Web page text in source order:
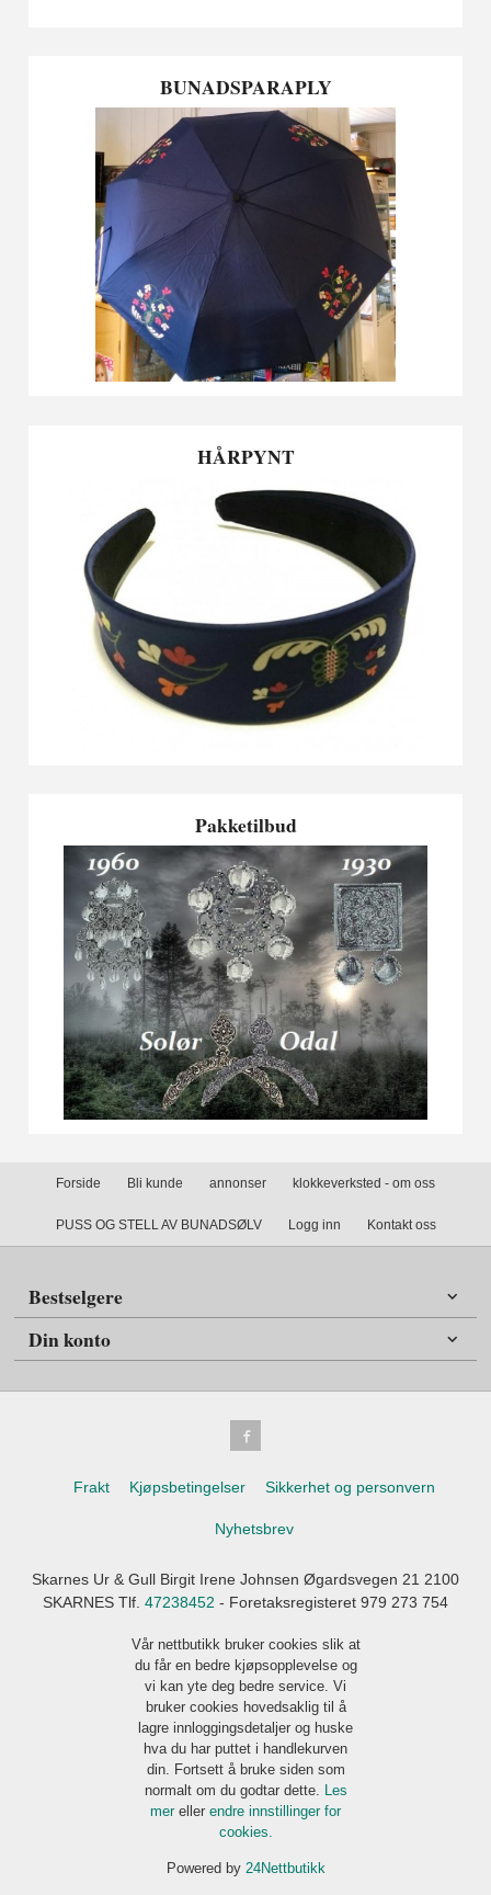
BUNADSPARAPLY
HÅRPYNT
Pakketilbud
Forside Bli kunde annonser klokkeverksted - om oss
PUSS OG STELL AV BUNADSØLV Logg inn Kontakt oss
Bestselgere
Din konto
Frakt Kjøpsbetingelser Sikkerhet og personvern
Nyhetsbrev
Skarnes Ur & Gull Birgit Irene Johnsen Øgardsvegen 21 2100
SKARNES Tlf. 47238452 - Foretaksregisteret 979 273 754
Vår nettbutikk bruker cookies slik at
du får en bedre kjøpsopplevelse og
vi kan yte deg bedre service. Vi
bruker cookies hovedsaklig til å
lagre innloggingsdetaljer og huske
hva du har puttet i handlekurven
din. Fortsett å bruke siden som
normalt om du godtar dette.
Les
mer eller endre innstillinger for
cookies.
Powered by 24Nettbutikk